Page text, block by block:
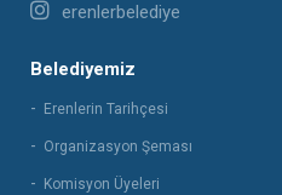
erenlerbelediye
Belediyemiz
Erenlerin Tarihçesi
Organizasyon Şeması
Komisyon Üyeleri